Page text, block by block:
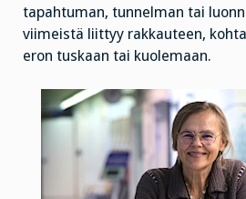
tapahtuman, tunnelman tai
viimeistä liittyy rakkauteen,
eron tuskaan tai kuolemaan.